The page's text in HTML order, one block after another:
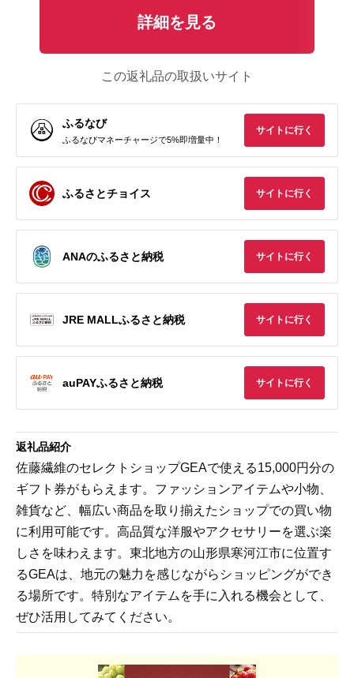
詳細を見る
この返礼品の取扱いサイト
ふるなび
ふるなびマネーチャージで5%即増量中！
サイトに行く
ふるさとチョイス サイトに行く
ANAのふるさと納税 サイトに行く
JRE MALLふるさと納税 サイトに行く
auPAYふるさと納税 サイトに行く
返礼品紹介
佐藤繊維のセレクトショップGEAで使える15,000円分の
ギフト券がもらえます。ファッションアイテムや小物、
雑貨など、幅広い商品を取り揃えたショップでの買い物
に利用可能です。高品質な洋服やアクセサリーを選ぶ楽
しさを味わえます。東北地方の山形県寒河江市に位置す
るGEAは、地元の魅力を感じながらショッピングができ
る場所です。特別なアイテムを手に入れる機会として、
ぜひ活用してみてください。